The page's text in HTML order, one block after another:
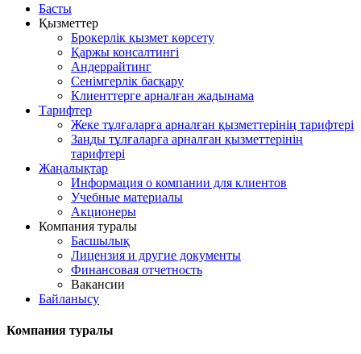
Басты
Қызметтер
Брокерлік қызмет көрсету
Қаржы консалтингі
Андеррайтинг
Сенімгерлік басқару
Клиенттерге арналған жадынама
Тарифтер
Жеке тұлғаларға арналған қызметтерінің тарифтері
Заңды тұлғаларға арналған қызметтерінің
тарифтері
Жаңалықтар
Информация о компании для клиентов
Учебные материалы
Акционеры
Компания туралы
Басшылық
Лицензия и другие документы
Финансовая отчетность
Вакансии
Байланысу
Компания туралы